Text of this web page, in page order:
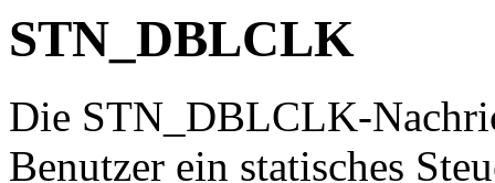
STN_DBLCLK
Die STN_DBLCLK-
Benutzer ein statisches